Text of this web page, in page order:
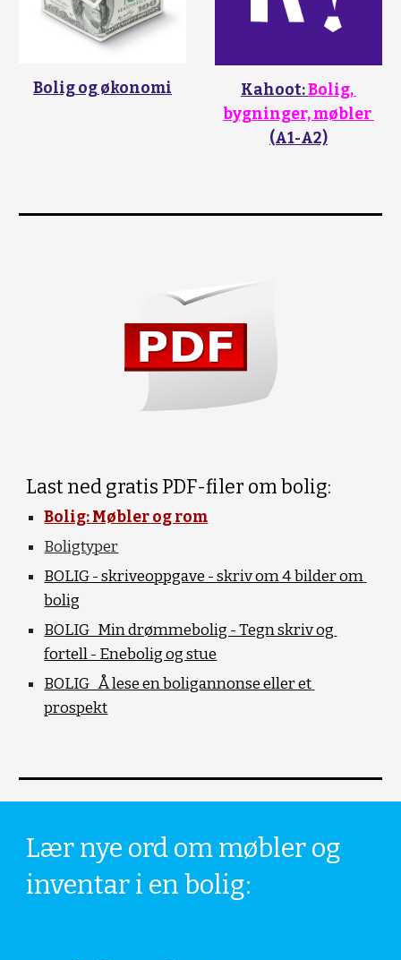
Bolig og økonomi Kahoot: Bolig,
(A1-A2)
Last ned gratis PDF-filer om bolig:
Bolig: Møbler og rom
Boligtyper
BOLIG - skriveoppgave - skriv om 4 bilder om
bolig
BOLIG_Min drømmebolig - Tegn skriv og
fortell - Enebolig og stue
BOLIG_Å lese en boligannonse eller et
prospekt
Lær nye ord om møbler og
inventar i en bolig: